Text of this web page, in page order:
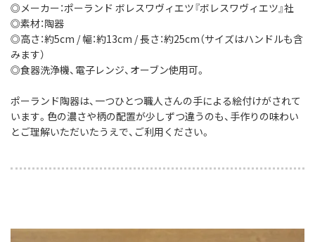
◎メーカー：ポーランド ボレスワヴィエツ『ボレスワヴィエツ』社
◎素材：陶器
◎高さ：約5cm / 幅：約13cm / 長さ：約25cm（サイズはハンドルも含
みます）
◎食器洗浄機、電子レンジ、オーブン使用可。
ポーランド陶器は、一つひとつ職人さんの手による絵付けがされて
います。色の濃さや柄の配置が少しずつ違うのも、手作りの味わい
とご理解いただいたうえで、ご利用ください。